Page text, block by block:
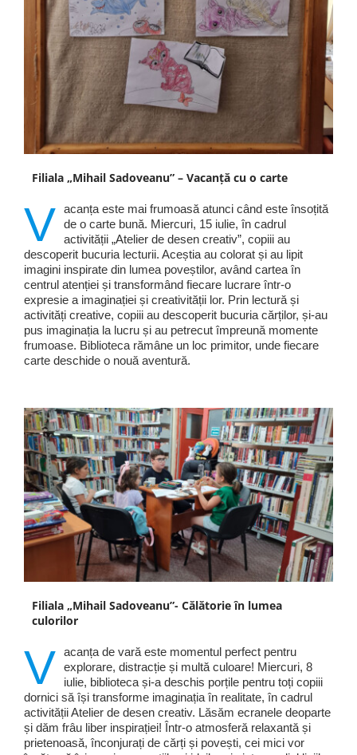
Filiala „Mihail Sadoveanu” – Vacanță cu o carte
V acanța este mai frumoasă atunci când este însoțită
de o carte bună. Miercuri, 15 iulie, în cadrul
activității „Atelier de desen creativ”, copiii au
descoperit bucuria lecturii. Aceștia au colorat și au lipit
imagini inspirate din lumea poveștilor, având cartea în
centrul atenției și transformând fiecare lucrare într-o
expresie a imaginației și creativității lor. Prin lectură și
activități creative, copiii au descoperit bucuria cărților, și-au
pus imaginația la lucru și au petrecut împreună momente
frumoase. Biblioteca rămâne un loc primitor, unde fiecare
carte deschide o nouă aventură.
Filiala „Mihail Sadoveanu”- Călătorie în lumea
culorilor
V acanța de vară este momentul perfect pentru
explorare, distracție și multă culoare! Miercuri, 8
iulie, biblioteca și-a deschis porțile pentru toți copiii
dornici să își transforme imaginația în realitate, în cadrul
activității Atelier de desen creativ. Lăsăm ecranele deoparte
și dăm frâu liber inspirației! Într-o atmosferă relaxantă și
prietenoasă, înconjurați de cărți și povești, cei mici vor